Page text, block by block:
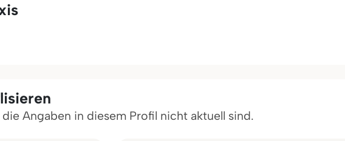
Angaben in diesem Profil nicht aktuell sind.